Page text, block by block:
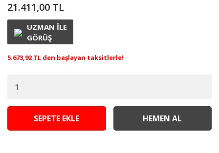
21.411,00 TL
UZMAN İLE
GÖRÜŞ
5.673,92 TL den başlayan taksitlerle!
SEPETE EKLE HEMEN AL